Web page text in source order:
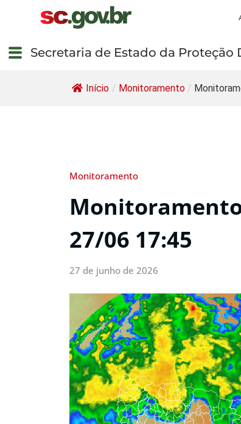
Secretaria de Estado da Proteção
Início / Monitoramento /
Monitoramento
27/06 17:45
27 de junho de 2026